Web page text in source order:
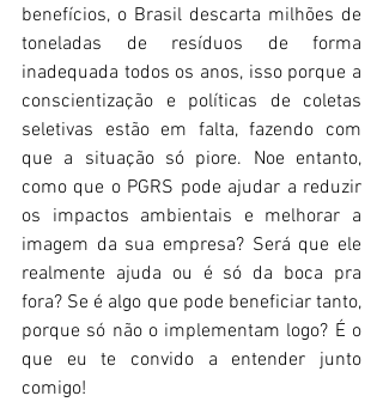
benefícios, o Brasil descarta milhões de
toneladas de resíduos de forma
inadequada todos os anos, isso porque a
conscientização e políticas de coletas
seletivas estão em falta, fazendo com
que a situação só piore. Noe entanto,
como que o PGRS pode ajudar a reduzir
os impactos ambientais e melhorar a
imagem da sua empresa? Será que ele
realmente ajuda ou é só da boca pra
fora? Se é algo que pode beneficiar tanto,
porque só não o implementam logo? É o
que eu te convido a entender junto
comigo!